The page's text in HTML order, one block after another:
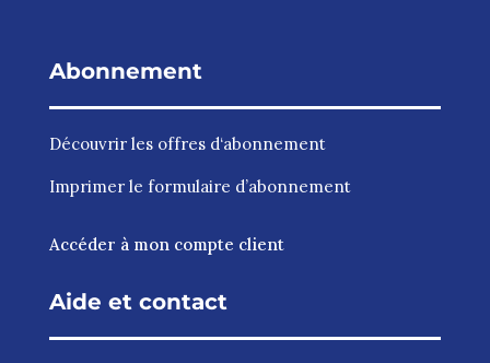
Abonnement
Découvrir les offres d‘abonnement
Imprimer le formulaire d’abonnement
Accéder à mon compte client
Aide et contact